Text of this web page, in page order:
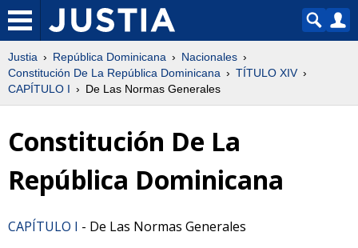
Justia República Dominicana
Nacionales
Constitución De La República Dominicana
TÍTULO XIV
CAPÍTULO I
De Las Normas Generales
Constitución De La
República Dominicana
CAPÍTULO I - De Las Normas Generales